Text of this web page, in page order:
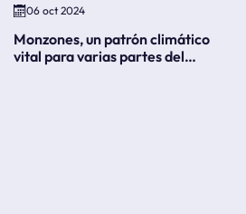
06 oct 2024
Monzones, un patrón climático
vital para varias partes del